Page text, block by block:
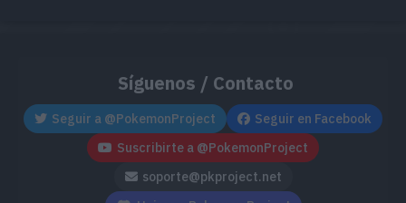
Síguenos / Contacto
Seguir a @PokemonProject
Seguir en Facebook
Suscribirte a @PokemonProject
soporte@pkproject.net